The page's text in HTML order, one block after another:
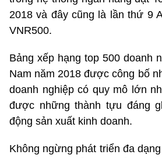
2018 và đây cũng là lần thứ 9
VNR500.
Bảng xếp hạng top 500 doanh
Nam năm 2018 được công bố
doanh nghiệp có quy mô lớn
được những thành tựu đáng
động sản xuất kinh doanh.
Không ngừng phát triển đa